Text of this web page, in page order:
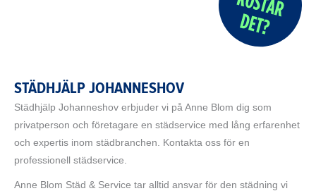
STÄDHJÄLP JOHANNESHOV
Städhjälp Johanneshov erbjuder vi på Anne Blom dig som
privatperson och företagare en städservice med lång erfarenhet
och expertis inom städbranchen. Kontakta oss för en
professionell städservice.
Anne Blom Städ & Service tar alltid ansvar för den städning vi